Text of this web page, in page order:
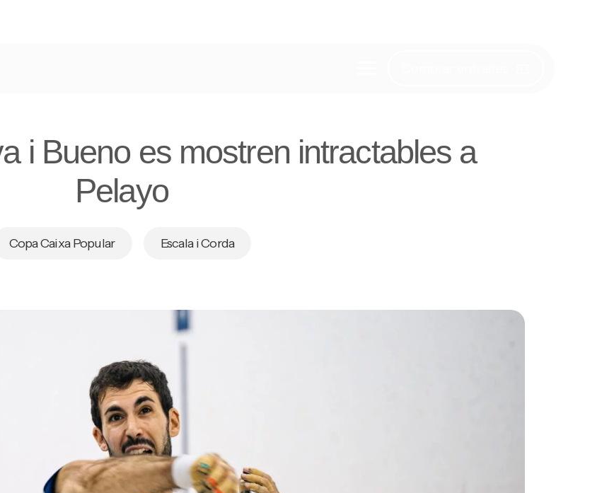
i Bueno es mostren intractables a
Pelayo
Copa Caixa Popular Escala i Corda